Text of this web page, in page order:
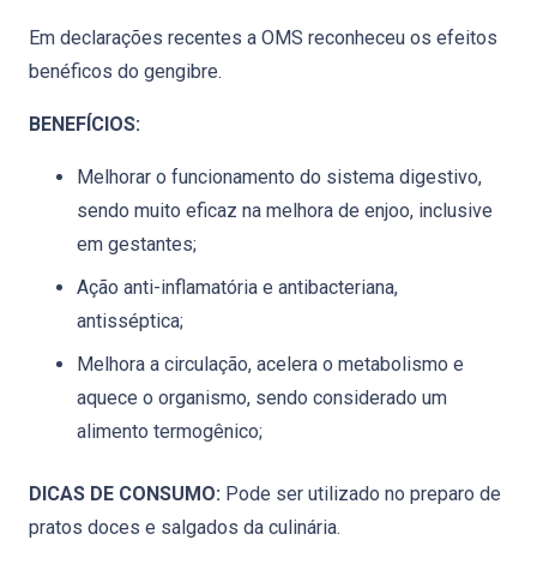
Em declarações recentes a OMS reconheceu os efeitos
benéficos do gengibre.
BENEFÍCIOS:
Melhorar o funcionamento do sistema digestivo,
sendo muito eficaz na melhora de enjoo, inclusive
em gestantes;
Ação anti-inflamatória e antibacteriana,
antisséptica;
Melhora a circulação, acelera o metabolismo e
aquece o organismo, sendo considerado um
alimento termogênico;
DICAS DE CONSUMO: Pode ser utilizado no preparo de
pratos doces e salgados da culinária.